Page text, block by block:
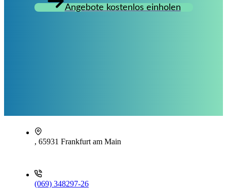
Angebote kostenlos einholen
, 65931 Frankfurt am Main
(069) 348297-26